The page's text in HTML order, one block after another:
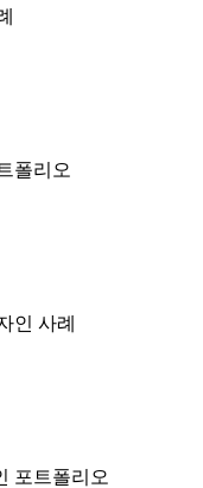
개용 PPT 디자인 포
폴리오
한 PPT 디자인 사례
인 사례
인 포트폴리오
포트폴리오